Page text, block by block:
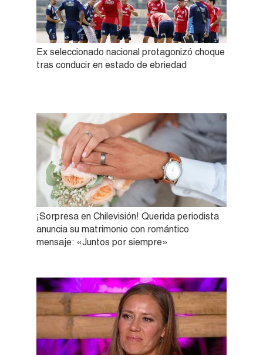
Ex seleccionado nacional protagonizó choque
tras conducir en estado de ebriedad
¡Sorpresa en Chilevisión! Querida periodista
anuncia su matrimonio con romántico
mensaje: «Juntos por siempre»